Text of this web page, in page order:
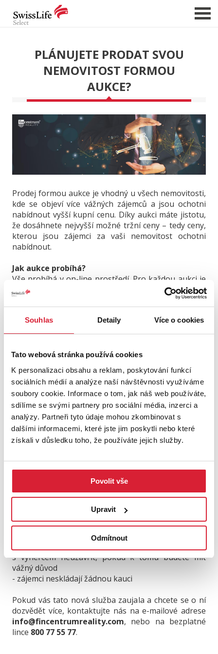
Souhlas Detaily Více o cookies
Tato webová stránka používá cookies
K personalizaci obsahu a reklam, poskytování funkcí
sociálních médií a analýze naší návštěvnosti využíváme
soubory cookie. Informace o tom, jak náš web používáte,
sdílíme se svými partnery pro sociální média, inzerci a
analýzy. Partneři tyto údaje mohou zkombinovat s
dalšími informacemi, které jste jim poskytli nebo které
získali v důsledku toho, že používáte jejich služby.
Povolit vše
Upravit
Odmítnout
NABÍDKA NEMOVITOSTÍ
CHCI PRODAT / PRONAJMOUT
HLÍDAT NOVÉ NABÍDKY
CHCI OCENIT NEMOVITOST
O NÁS
REFERENCE
FINANCOVÁNÍ / HYPOTÉKA
KONTAKT
PLÁNUJETE PRODAT SVOU
NEMOVITOST FORMOU
AUKCE?
Prodej formou aukce je vhodný u všech nemovitosti,
kde se objeví více vážných zájemců a jsou ochotni
nabídnout vyšší kupní cenu. Díky aukci máte jistotu,
že dosáhnete nejvyšší možné tržní ceny – tedy ceny,
kterou jsou zájemci za vaši nemovitost ochotni
nabídnout.
Jak aukce probíhá?
Vše probíhá v on-line prostředí. Pro každou aukci je
vytvořen unikátní odkaz, čímž je vytvořena on-line
aukční síň. Odkaz na aukční síň rozesíláme jen těm
Díky tomu tak dopředu víme, kdo bude o vaši
nemovitost bojovat.
Výhody aukce
- dosažení nejvyšší možné tržní ceny
- za úspěšnou aukci nehradíte žádný extra poplatek,
ani se s námi nedělíte o podíl z navýšené ceny tak,
jako to bývá u konkurence – aukci pro vás
zrealizujeme plně na naše náklady
- stránka aukce je jednoduchá a intuitivní – zájemce
na první pohled vidí, zda je jeho příhoz nejvyšší
- aukce má klouzavý konec – to znamená, že v
aukce automaticky posunut na 5 minut od
posledního příhozu
- na stránce aukce jsou veškeré informace o
nemovitosti včetně vzoru závazné dohody o
- výherce musí uzavřít dohodu o zablokování do 2
pracovních dnů (pokud k němu nedojde, je osloven
další zájemce v pořadí)
- jako prodávající máte právo dohodu o zablokování
s výhercem neuzavřít, pokud k tomu budete mít
vážný důvod
- zájemci neskládají žádnou kauci
Pokud vás tato nová služba zaujala a chcete se o ní
dozvědět více, kontaktujte nás na e-mailové adrese
info@fincentrumreality.com, nebo na bezplatné
lince 800 77 55 77.